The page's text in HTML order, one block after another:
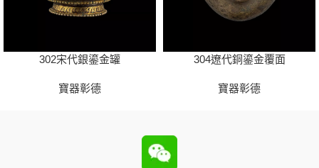
302宋代銀鎏金罐
寶器彰德
304遼代銅鎏金覆面
寶器彰德